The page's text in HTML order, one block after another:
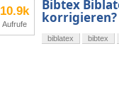
10.9k
Aufrufe
Bibtex
korrigieren?
biblatex bibtex